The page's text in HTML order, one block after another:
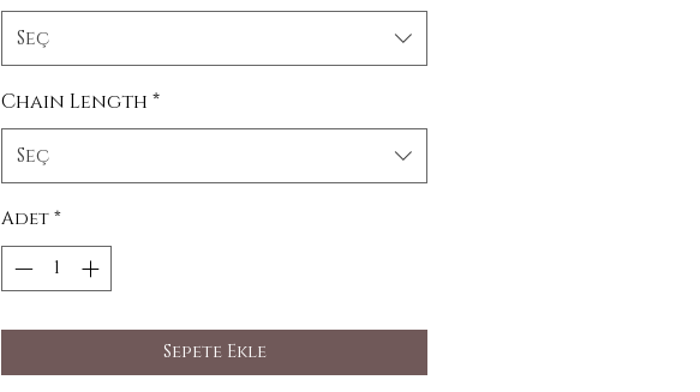
Seç
Chain Length *
Seç
Adet*
Sepete Ekle